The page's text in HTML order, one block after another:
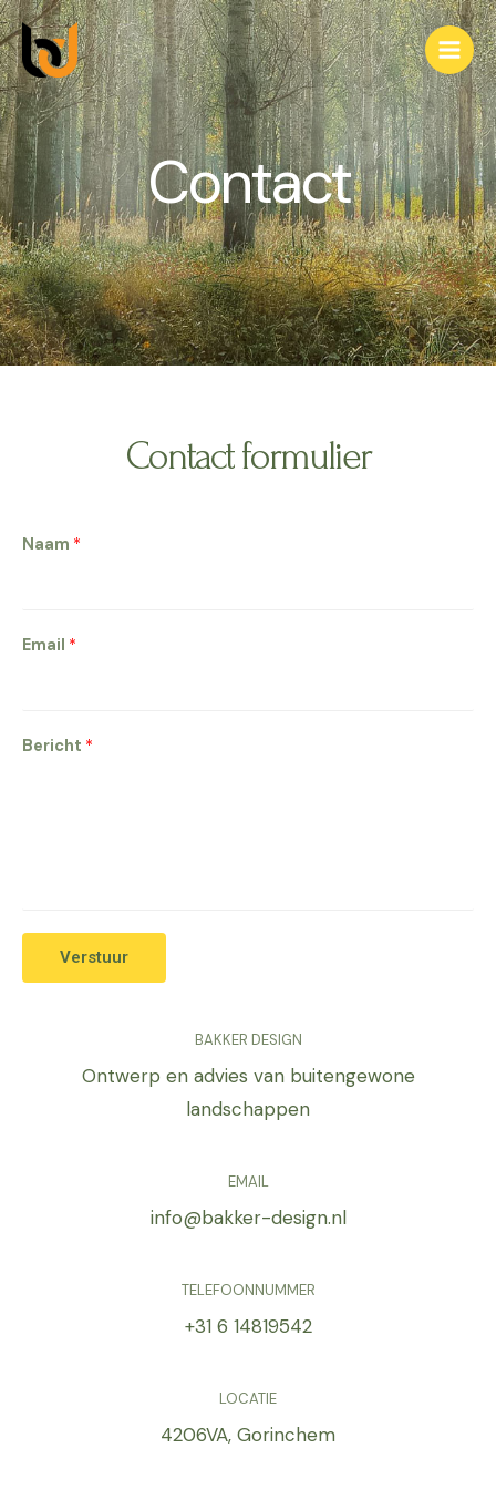
Contact
BAKKER DESIGN
Ontwerp en advies van buitengewone
landschappen
EMAIL
info@bakker-design.nl
TELEFOONNUMMER
+31 6 14819542
LOCATIE
4206VA, Gorinchem
Contact formulier
Naam *
Email *
Bericht *
Verstuur